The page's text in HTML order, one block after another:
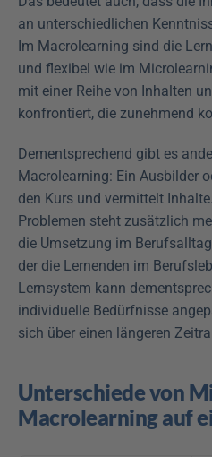
an unterschiedlichen
Im Macrolearning sind die
und flexibel wie im
mit einer Reihe von Inhalten
konfrontiert, die zunehmend
Dementsprechend gibt es
Macrolearning: Ein Ausbilder
den Kurs und vermittelt
Problemen steht zusätzlich
die Umsetzung im
der die Lernenden im
Lernsystem kann
individuelle Bedürfnisse
sich über einen längeren
Unterschiede von
Macrolearning auf